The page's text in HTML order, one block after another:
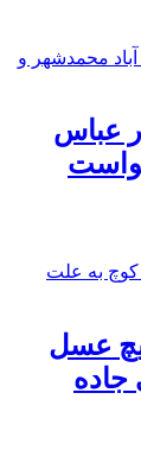
عباس
عسل
جاده